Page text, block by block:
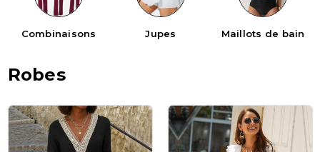
Combinaisons Jupes Maillots de bain
Robes